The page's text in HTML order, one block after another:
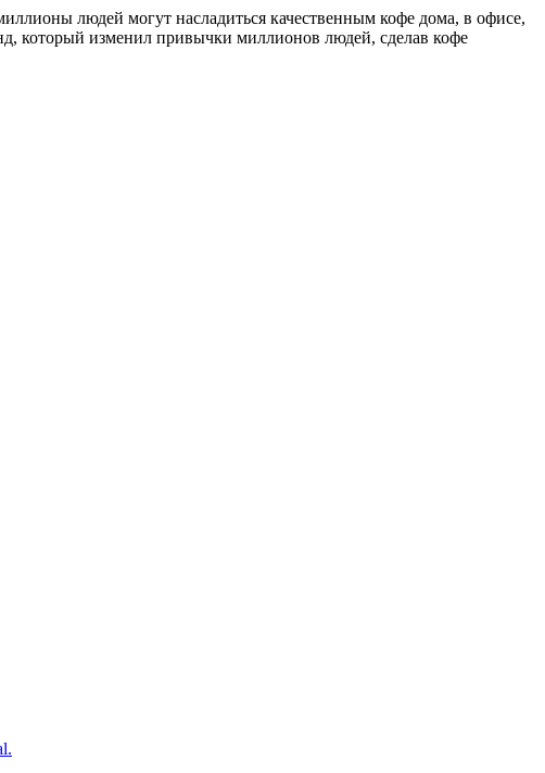
людей могут насладиться качественным кофе дома, в офисе,
который изменил привычки миллионов людей, сделав кофе